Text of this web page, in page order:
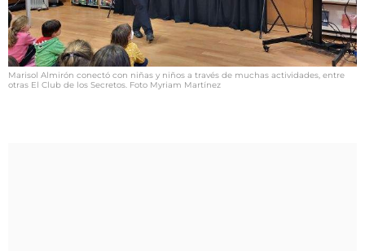
Marisol Almirón conectó con niñas y niños a través de muchas actividades, entre
otras El Club de los Secretos. Foto Myriam Martínez